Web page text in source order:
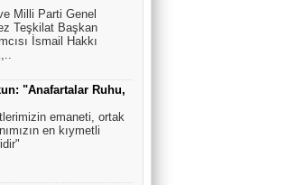
Milli Parti Genel
Teşkilat Başkan
İsmail Hakkı
"Anafartalar Ruhu,
emaneti, ortak
en kıymetli